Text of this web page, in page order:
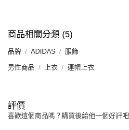
商品相關分類 (5)
品牌 ADIDAS 服飾
男性商品 上衣 連帽上衣
評價
喜歡這個商品嗎？購買後給他一個好評吧